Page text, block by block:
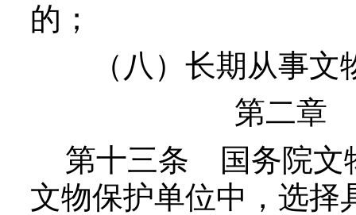
的；
（八）长期从事文
第二章
第十三条
国务院
文物保护单位中，选择